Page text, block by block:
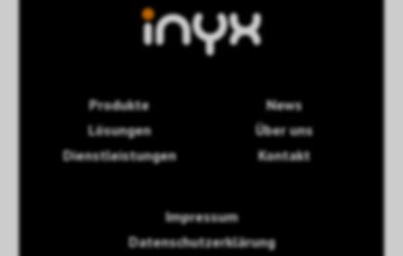
Produkte
Lösungen
Dienstleistungen
News
Über uns
Kontakt
Impressum
Datenschutzerklärung